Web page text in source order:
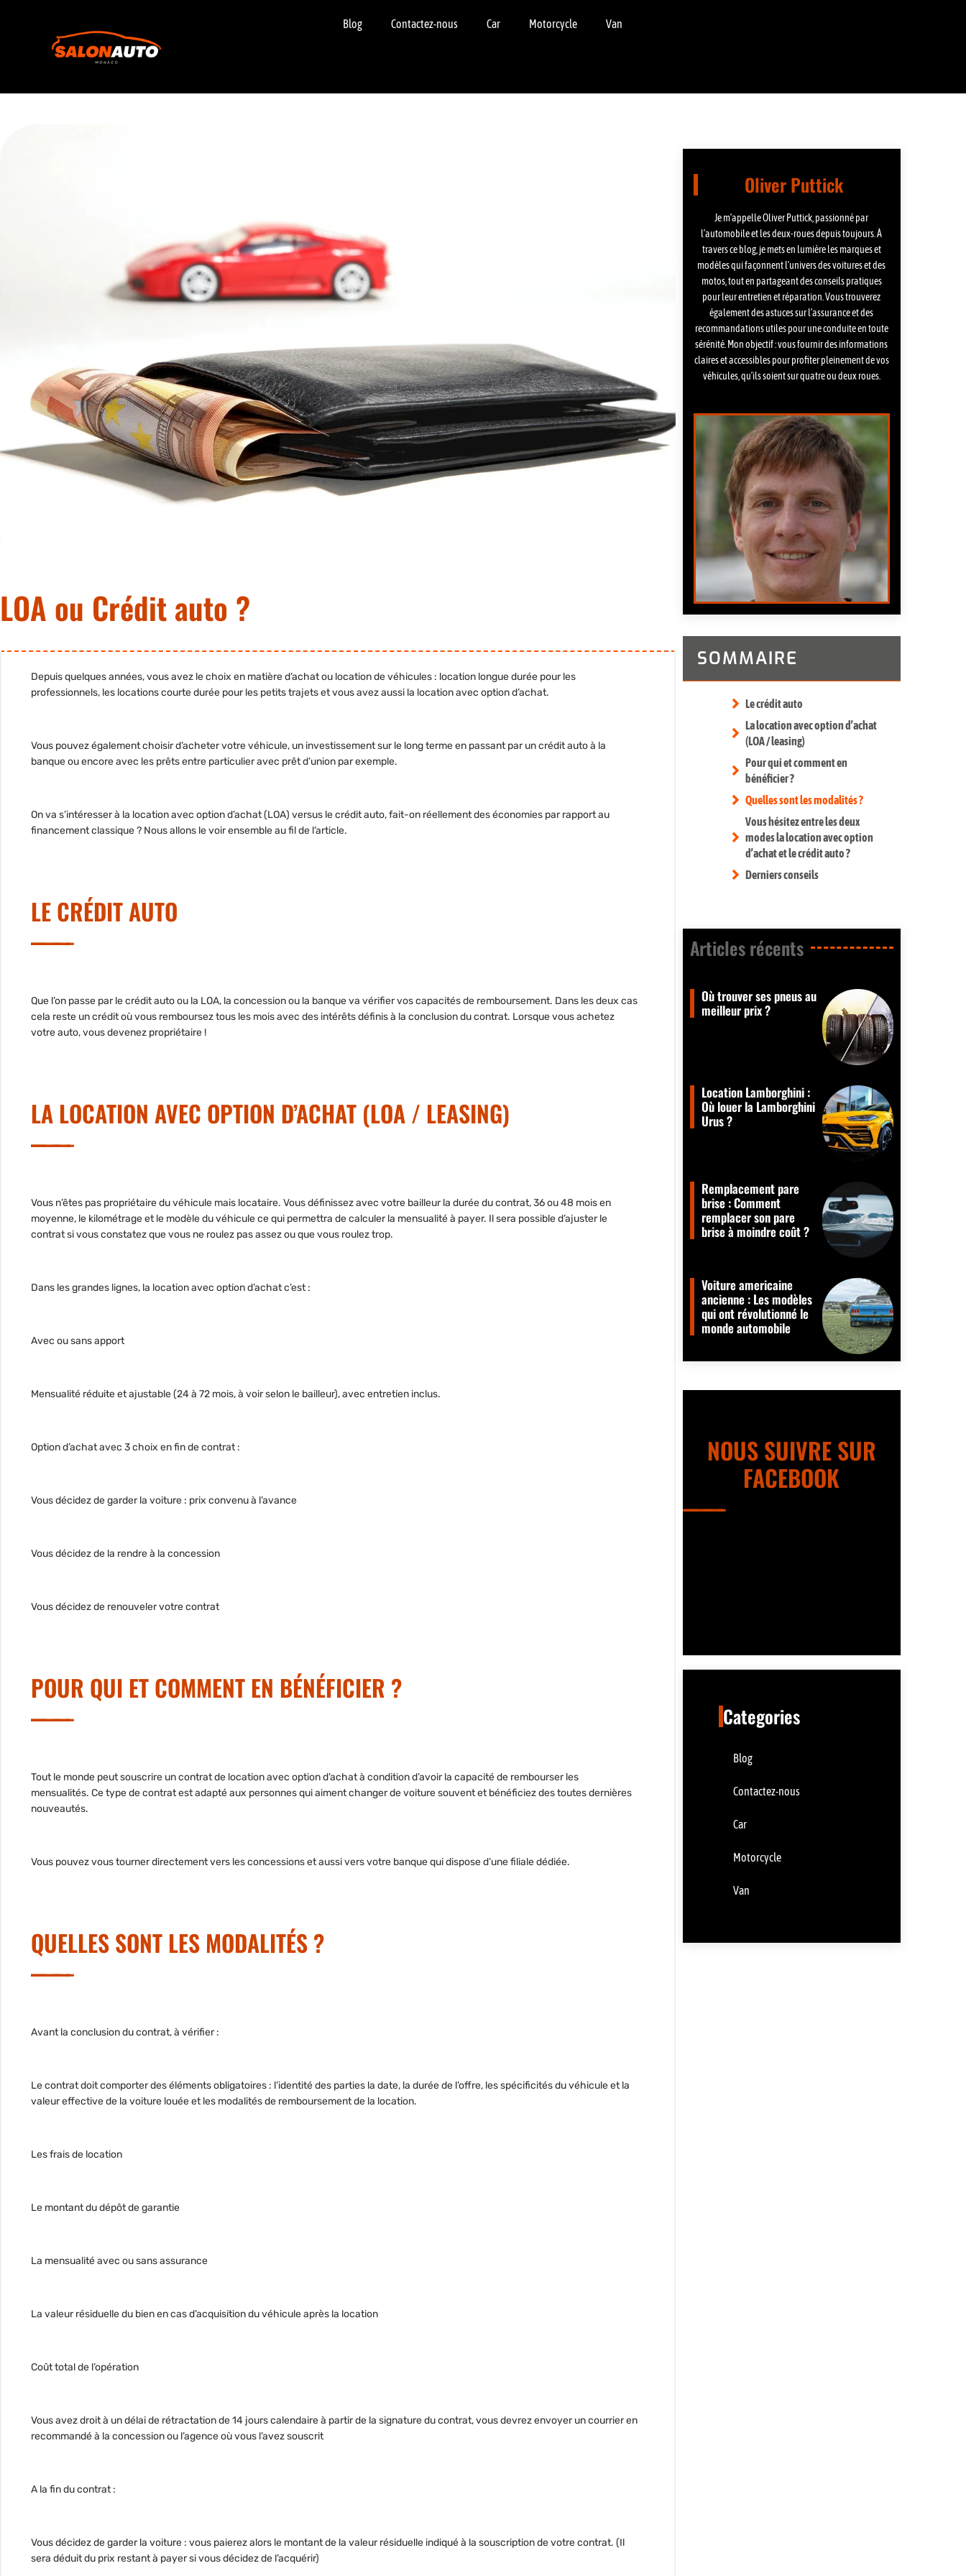
Blog Contactez-nous Car Motorcycle Van
LOA ou Crédit auto ?
Depuis quelques années, vous avez le choix en matière d’achat ou location de véhicules : location longue durée pour les
professionnels, les locations courte durée pour les petits trajets et vous avez aussi la location avec option d’achat.
Vous pouvez également choisir d’acheter votre véhicule, un investissement sur le long terme en passant par un crédit auto à la
banque ou encore avec les prêts entre particulier avec prêt d’union par exemple.
On va s’intéresser à la location avec option d’achat (LOA) versus le crédit auto, fait-on réellement des économies par rapport au
financement classique ? Nous allons le voir ensemble au fil de l’article.
LE CRÉDIT AUTO
Que l’on passe par le crédit auto ou la LOA, la concession ou la banque va vérifier vos capacités de remboursement. Dans les deux cas
cela reste un crédit où vous remboursez tous les mois avec des intérêts définis à la conclusion du contrat. Lorsque vous achetez
votre auto, vous devenez propriétaire !
LA LOCATION AVEC OPTION D’ACHAT (LOA / LEASING)
Vous n’êtes pas propriétaire du véhicule mais locataire. Vous définissez avec votre bailleur la durée du contrat, 36 ou 48 mois en
moyenne, le kilométrage et le modèle du véhicule ce qui permettra de calculer la mensualité à payer. Il sera possible d’ajuster le
contrat si vous constatez que vous ne roulez pas assez ou que vous roulez trop.
Dans les grandes lignes, la location avec option d’achat c’est :
Avec ou sans apport
Mensualité réduite et ajustable (24 à 72 mois, à voir selon le bailleur), avec entretien inclus.
Option d’achat avec 3 choix en fin de contrat :
Vous décidez de garder la voiture : prix convenu à l’avance
Vous décidez de la rendre à la concession
Vous décidez de renouveler votre contrat
POUR QUI ET COMMENT EN BÉNÉFICIER ?
Tout le monde peut souscrire un contrat de location avec option d’achat à condition d’avoir la capacité de rembourser les
mensualités. Ce type de contrat est adapté aux personnes qui aiment changer de voiture souvent et bénéficiez des toutes dernières
nouveautés.
Vous pouvez vous tourner directement vers les concessions et aussi vers votre banque qui dispose d’une filiale dédiée.
QUELLES SONT LES MODALITÉS ?
Avant la conclusion du contrat, à vérifier :
Le contrat doit comporter des éléments obligatoires : l’identité des parties la date, la durée de l’offre, les spécificités du véhicule et la
valeur effective de la voiture louée et les modalités de remboursement de la location.
Les frais de location
Le montant du dépôt de garantie
La mensualité avec ou sans assurance
La valeur résiduelle du bien en cas d’acquisition du véhicule après la location
Coût total de l’opération
Vous avez droit à un délai de rétractation de 14 jours calendaire à partir de la signature du contrat, vous devrez envoyer un courrier en
recommandé à la concession ou l’agence où vous l’avez souscrit
A la fin du contrat :
Vous décidez de garder la voiture : vous paierez alors le montant de la valeur résiduelle indiqué à la souscription de votre contrat. (Il
sera déduit du prix restant à payer si vous décidez de l’acquérir)
Oliver Puttick
Je m’appelle Oliver Puttick, passionné par
l’automobile et les deux-roues depuis toujours. À
travers ce blog, je mets en lumière les marques et
modèles qui façonnent l’univers des voitures et des
motos, tout en partageant des conseils pratiques
pour leur entretien et réparation. Vous trouverez
également des astuces sur l’assurance et des
recommandations utiles pour une conduite en toute
sérénité. Mon objectif : vous fournir des informations
claires et accessibles pour profiter pleinement de vos
véhicules, qu’ils soient sur quatre ou deux roues.
SOMMAIRE
Le crédit auto
La location avec option d’achat
(LOA / leasing)
Pour qui et comment en
bénéficier ?
Quelles sont les modalités ?
Vous hésitez entre les deux
modes la location avec option
d’achat et le crédit auto ?
Derniers conseils
Articles récents​
Où trouver ses pneus au
meilleur prix ?
Location Lamborghini :
Où louer la Lamborghini
Urus ?
Remplacement pare
brise : Comment
remplacer son pare
brise à moindre coût ?
Voiture americaine
ancienne : Les modèles
qui ont révolutionné le
monde automobile
NOUS SUIVRE SUR
FACEBOOK
Categories
Blog
Contactez-nous
Car
Motorcycle
Van